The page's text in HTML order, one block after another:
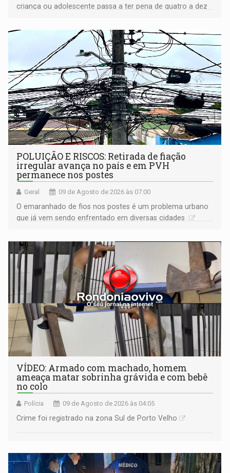
criança ou adolescente passa a ter pena de quatro a dez
POLUIÇÃO E RISCOS: Retirada de fiação
irregular avança no país e em PVH
permanece nos postes
Geral 09 de Agosto de 2026 às 07:00
O emaranhado de fios nos postes é um problema urbano
que já vem sendo enfrentado em diversas cidades
VÍDEO: Armado com machado, homem
ameaça matar sobrinha grávida e com bebê
no colo
Polícia 09 de Agosto de 2026 às 04:05
Crime foi registrado na zona Sul de Porto Velho